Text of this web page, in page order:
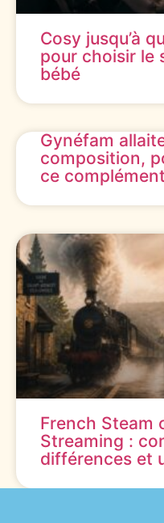
Cosy jusqu’à
pour choisir le
bébé
Gynéfam
composition,
ce complément
French Steam
Streaming :
différences et